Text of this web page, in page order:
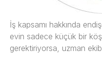
İş kapsamı hakkında
evin sadece küçük bir
gerektiriyorsa, uzman